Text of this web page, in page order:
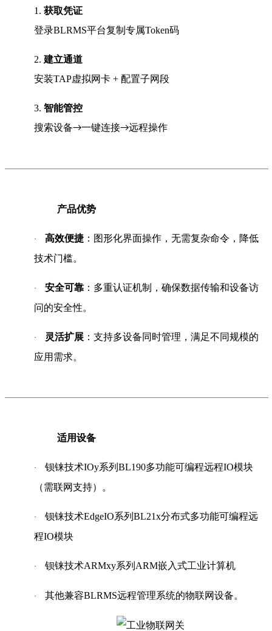
1. 获取凭证
登录BLRMS平台复制专属Token码
2. 建立通道
安装TAP虚拟网卡 + 配置子网段
3. 智能管控
搜索设备→一键连接→远程操作
产品优势
· 高效便捷 ：图形化界面操作，无需复杂命令，降低
技术门槛。
· 安全可靠 ：多重认证机制，确保数据传输和设备访
问的安全性。
· 灵活扩展 ：支持多设备同时管理，满足不同规模的
应用需求。
适用设备
·
钡铼技术IOy系列BL190多功能可编程远程IO模块
（需联网支持）。
·
钡铼技术EdgeIO系列BL21x分布式多功能可编程远
程IO模块
· 钡铼技术ARMxy系列ARM嵌入式工业计算机
· 其他兼容BLRMS远程管理系统的物联网设备。